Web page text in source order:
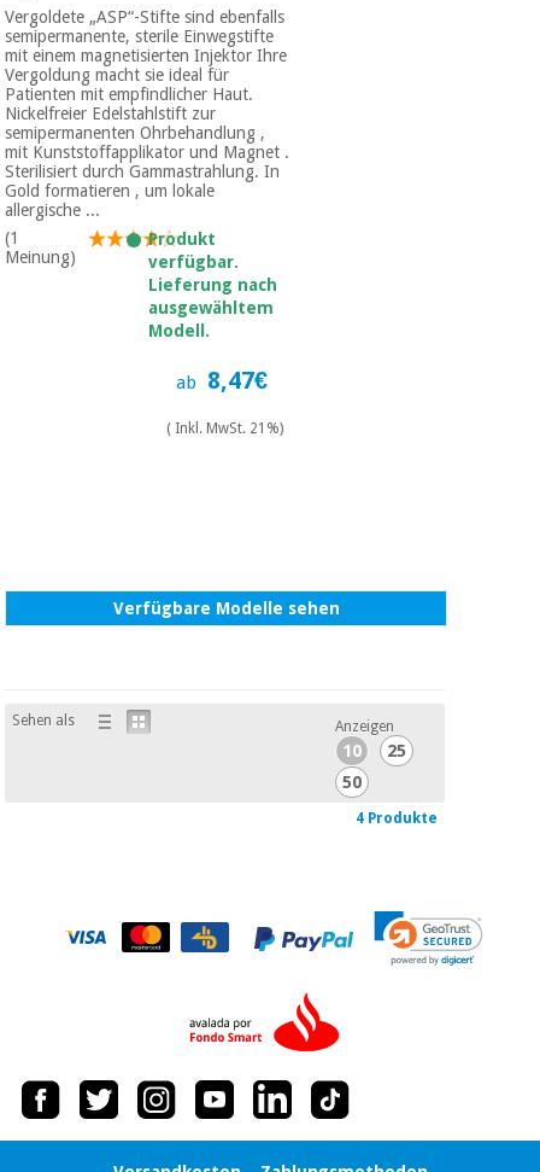
Vergoldete „ASP“-Stifte sind ebenfalls
semipermanente, sterile Einwegstifte
mit einem magnetisierten Injektor Ihre
Vergoldung macht sie ideal für
Patienten mit empfindlicher Haut.
Nickelfreier Edelstahlstift zur
semipermanenten Ohrbehandlung ,
mit Kunststoffapplikator und Magnet .
Sterilisiert durch Gammastrahlung. In
Gold formatieren , um lokale
allergische ...
(1
Meinung)
Produkt
verfügbar.
Lieferung nach
ausgewähltem
Modell.
ab 8,47€
( Inkl. MwSt. 21%)
Verfügbare Modelle sehen
Sehen als Anzeigen
10
25
50
4 Produkte